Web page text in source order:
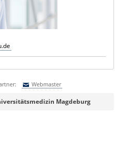
Webmaster
an:Webmaster Magdeburg